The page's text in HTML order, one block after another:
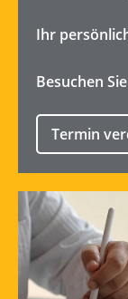
Ihr
Besuchen
Termin